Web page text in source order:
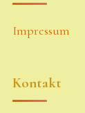
Impressum
Kontakt